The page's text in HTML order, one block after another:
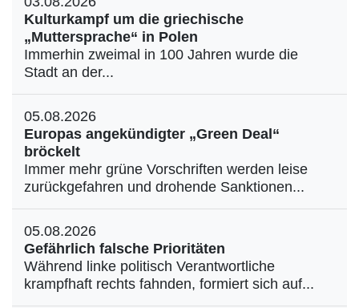
Kulturkampf um die griechische
„Muttersprache“ in Polen
Immerhin zweimal in 100 Jahren wurde die
Stadt an der...
05.08.2026
Europas angekündigter „Green Deal“
bröckelt
Immer mehr grüne Vorschriften werden leise
zurückgefahren und drohende Sanktionen...
05.08.2026
Gefährlich falsche Prioritäten
Während linke politisch Verantwortliche
krampfhaft rechts fahnden, formiert sich auf...